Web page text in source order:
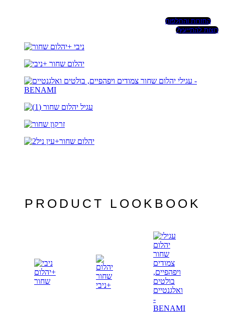
החזרות והחלפות
רוצות להתייעץ?
PRODUCT LOOKBOOK